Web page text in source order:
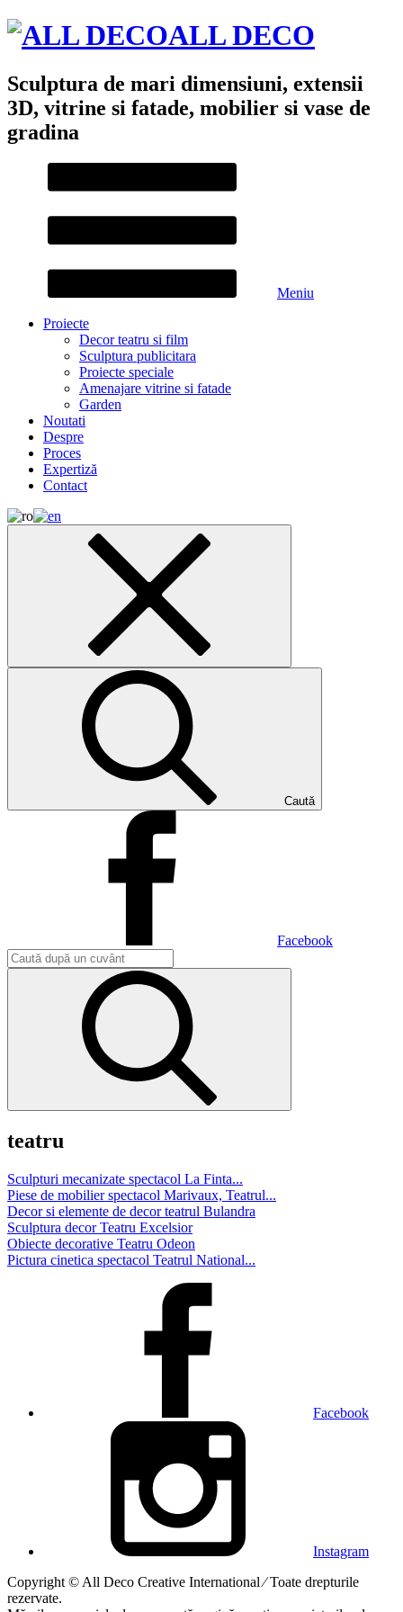
ALL DECO
Sculptura de mari dimensiuni, extensii
3D, vitrine si fatade, mobilier si vase de
gradina
Meniu
Proiecte
Decor teatru si film
Sculptura publicitara
Proiecte speciale
Amenajare vitrine si fatade
Garden
Noutati
Despre
Proces
Expertiză
Contact
Caută
Facebook
teatru
Sculpturi mecanizate spectacol La Finta...
Piese de mobilier spectacol Marivaux, Teatrul...
Decor si elemente de decor teatrul Bulandra
Sculptura decor Teatru Excelsior
Obiecte decorative Teatru Odeon
Pictura cinetica spectacol Teatrul National...
Facebook
Instagram
Copyright © All Deco Creative International ⁄ Toate drepturile
rezervate.